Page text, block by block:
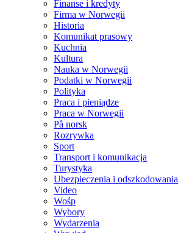
Finanse i kredyty
Firma w Norwegii
Historia
Komunikat prasowy
Kuchnia
Kultura
Nauka w Norwegii
Podatki w Norwegii
Polityka
Praca i pieniądze
Praca w Norwegii
På norsk
Rozrywka
Sport
Transport i komunikacja
Turystyka
Ubezpieczenia i odszkodowania
Video
Wośp
Wybory
Wydarzenia